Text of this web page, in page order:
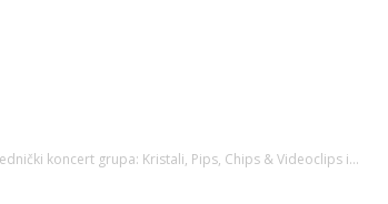
koncert grupa: Kristali, Pips, Chips & Videoclips i...